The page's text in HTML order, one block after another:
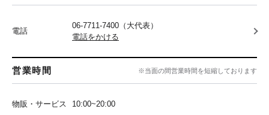
電話
06-7711-7400（大代表）
電話をかける
営業時間 ※当面の間営業時間を短縮しております
物販・サービス 10:00~20:00